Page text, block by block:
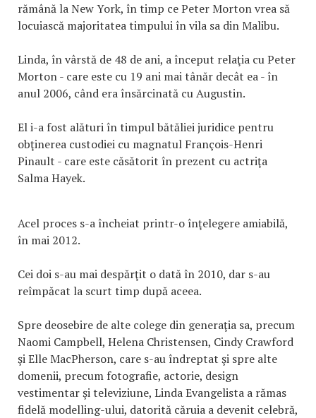
rămână la New York, în timp ce Peter Morton vrea să
locuiască majoritatea timpului în vila sa din Malibu.
Linda, în vârstă de 48 de ani, a început relaţia cu Peter
Morton - care este cu 19 ani mai tânăr decât ea - în
anul 2006, când era însărcinată cu Augustin.
El i-a fost alături în timpul bătăliei juridice pentru
obţinerea custodiei cu magnatul François-Henri
Pinault - care este căsătorit în prezent cu actriţa
Salma Hayek.
Acel proces s-a încheiat printr-o înţelegere amiabilă,
în mai 2012.
Cei doi s-au mai despărţit o dată în 2010, dar s-au
reîmpăcat la scurt timp după aceea.
Spre deosebire de alte colege din generaţia sa, precum
Naomi Campbell, Helena Christensen, Cindy Crawford
şi Elle MacPherson, care s-au îndreptat şi spre alte
domenii, precum fotografie, actorie, design
vestimentar şi televiziune, Linda Evangelista a rămas
fidelă modelling-ului, datorită căruia a devenit celebră,